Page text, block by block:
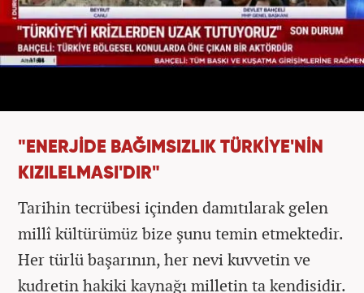
"ENERJİDE BAĞIMSIZLIK TÜRKİYE'NİN
KIZILELMASI'DIR"
Tarihin tecrübesi içinden damıtılarak gelen
millî kültürümüz bize şunu temin etmektedir.
Her türlü başarının, her nevi kuvvetin ve
kudretin hakiki kaynağı milletin ta kendisidir.